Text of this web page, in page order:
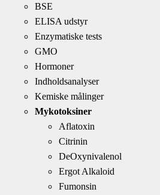
BSE
ELISA udstyr
Enzymatiske tests
GMO
Hormoner
Indholdsanalyser
Kemiske målinger
Mykotoksiner
Aflatoxin
Citrinin
DeOxynivalenol
Ergot Alkaloid
Fumonsin